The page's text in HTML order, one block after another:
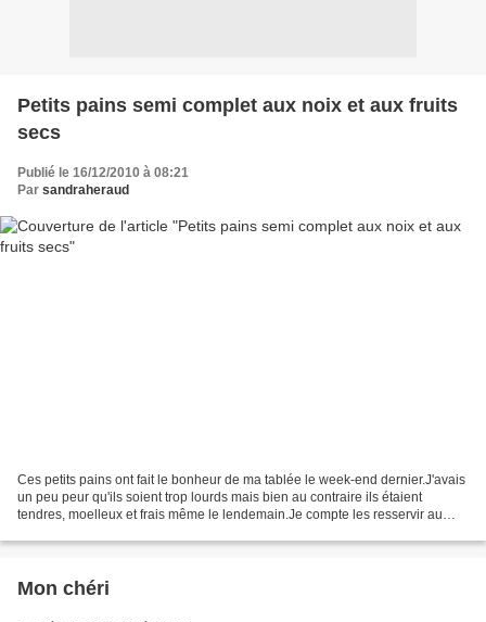
Petits pains semi complet aux noix et aux fruits
secs
Publié le 16/12/2010 à 08:21
Par sandraheraud
Ces petits pains ont fait le bonheur de ma tablée le week-end dernier.J'avais
un peu peur qu'ils soient trop lourds mais bien au contraire ils étaient
tendres, moelleux et frais même le lendemain.Je compte les resservir au
Mon chéri